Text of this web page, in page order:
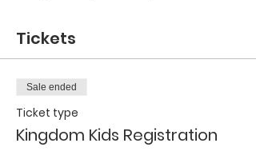
Tickets
Sale ended
Ticket type
Kingdom Kids Registration